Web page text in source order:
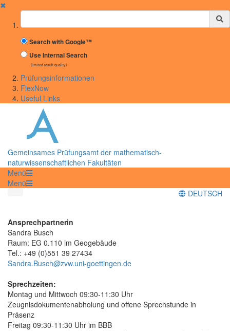
✖
Suchbegriff
Search with Google™
Use Internal Search
(limited result quality)
Prüfungsinformationen
FlexNow
Useful Links
Gemeinsames Prüfungsamt der mathematisch-
naturwissenschaftlichen Fakultäten
Menü
Menü
DEUTSCH
Ansprechpartnerin
Sandra Busch
Raum: EG 0.110 im Geogebäude
Tel.: +49 (0)551 39 27434
Sandra.Busch@zvw.uni-goettingen.de
Sprechzeiten:
Montag und Mittwoch 09:30-11:30 Uhr
Zeugnisdokumentenabholung und offene Sprechstunde in
Präsenz
Freitag 09:30-11:30 Uhr im BBB